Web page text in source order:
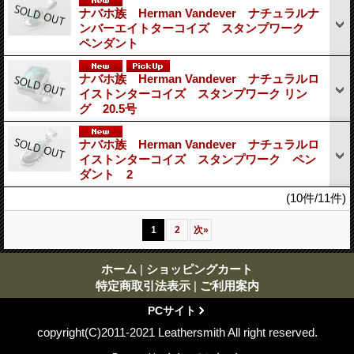
ナバホ族 Herman Vandever ナチュラルナ
ンバーエイトターコイズ スタンプワーク
ペンダント
ナバホ族 Herman Vandever ナチュラルロ
イストンターコイズ スタンプワーク リン
グ 20.5号
ナバホ族 Herman Vandever ナチュラルロ
イストンターコイズ スタンプワーク ペン
ダント 2
(10件/11件)
1 2 次»
ホーム | ショッピングカート
特定商取引法表示 | ご利用案内
PCサイト
copyright(C)2011-2021 Leathersmith All right reserved.